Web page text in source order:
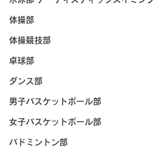
体操部
体操競技部
卓球部
ダンス部
男子バスケットボール部
女子バスケットボール部
バドミントン部